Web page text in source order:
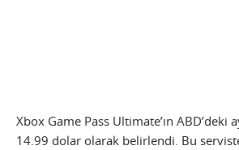
Xbox Game Pass Ultimate’ın ABD’deki
14.99 dolar olarak belirlendi. Bu